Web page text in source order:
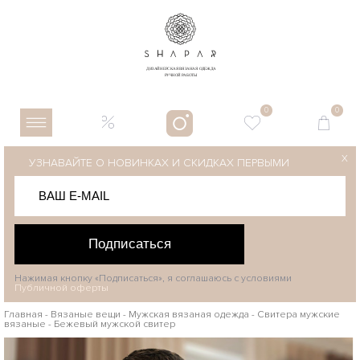
0 0
УЗНАВАЙТЕ О НОВИНКАХ И СКИДКАХ ПЕРВЫМИ
Подписаться
X
Нажимая кнопку «Подписаться», я соглашаюсь с условиями
Публичной оферты
Главная - Вязаные вещи - Мужская вязаная одежда - Свитера мужские
вязаные - Бежевый мужской свитер